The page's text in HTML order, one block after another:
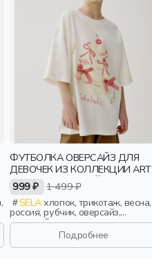
ФУТБОЛКА ОВЕРСАЙЗ ДЛЯ
ДЕВОЧЕК ИЗ КОЛЛЕКЦИИ ART
PEOPLE С АВРОРОЙ
ЕФИМОВОЙ
999 ₽ 1 499 ₽
SELAхлопок, трикотаж, весна,
россия, рубчик, оверсайз,
короткий рукав, прямые,
короткие, бант, свободные,
клетка, принт, вырез, круглый
вырез, девочки, дети
Подробнее